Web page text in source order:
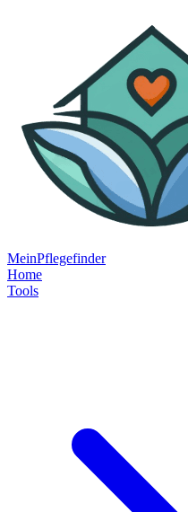
MeinPflegefinder
Home
Tools